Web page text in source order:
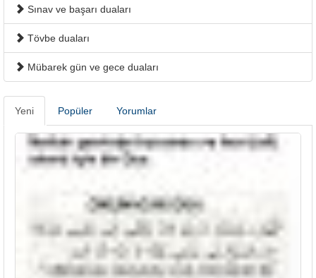
Sınav ve başarı duaları
Tövbe duaları
Mübarek gün ve gece duaları
Yeni Popüler Yorumlar